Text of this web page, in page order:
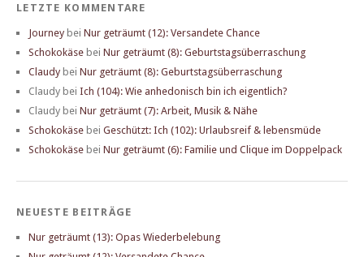
LETZTE KOMMENTARE
Journey bei Nur geträumt (12): Versandete Chance
Schokokäse bei Nur geträumt (8): Geburtstagsüberraschung
Claudy bei Nur geträumt (8): Geburtstagsüberraschung
Claudy bei Ich (104): Wie anhedonisch bin ich eigentlich?
Claudy bei Nur geträumt (7): Arbeit, Musik & Nähe
Schokokäse bei Geschützt: Ich (102): Urlaubsreif & lebensmüde
Schokokäse bei Nur geträumt (6): Familie und Clique im Doppelpack
NEUESTE BEITRÄGE
Nur geträumt (13): Opas Wiederbelebung